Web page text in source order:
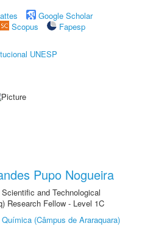
Google Scholar
Scopus
Fapesp
UNESP
Pupo Nogueira
and Technological
Research Fellow - Level 1C
(Câmpus de Araraquara)